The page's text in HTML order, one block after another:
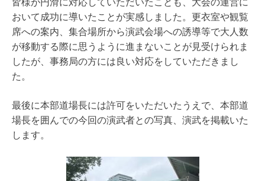
皆様が円滑に対応していただいたことも、大会の運営に
おいて成功に導いたことが実感しました。更衣室や観覧
席への案内、集合場所から演武会場への誘導等で大人数
が移動する際に思うように進まないことが見受けられま
したが、事務局の方には良い対応をしていただきまし
た。
最後に本部道場長には許可をいただいたうえで、本部道
場長を囲んでの今回の演武者との写真、演武を掲載いた
します。